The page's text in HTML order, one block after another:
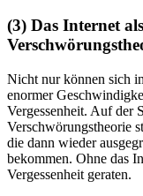
(3) Das Internet
Nicht nur können sich
enormer
Vergessenheit. Auf der
Verschwörungstheorie
die dann wieder
bekommen. Ohne das
Vergessenheit geraten.